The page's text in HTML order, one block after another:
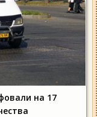
на 17